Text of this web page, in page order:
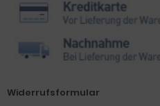
Widerrufsformular